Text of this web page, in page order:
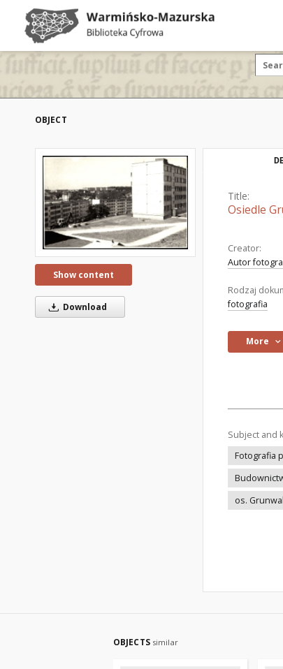
OBJECT
Show content
Download
Title:
Osiedle
Creator:
Autor
Rodzaj
fotografia
More
Subject and
Fotografia
os.
OBJECTS similar